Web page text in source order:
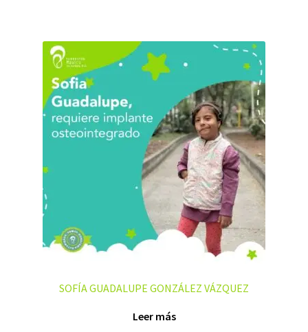
SOFÍA GUADALUPE GONZÁLEZ VÁZQUEZ
Leer más